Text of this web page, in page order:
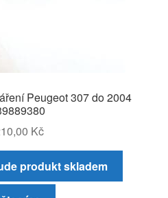
Peugeot 307 do 2004
Kč
produkt skladem